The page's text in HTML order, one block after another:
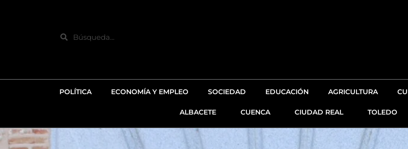
Search
POLÍTICA ECONOMÍA Y EMPLEO SOCIEDAD EDUCACIÓN AGRICULTURA
ALBACETE CUENCA CIUDAD REAL TOLEDO